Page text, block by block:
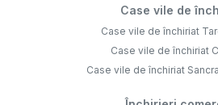
Case vile de
Case vile de închiriat
Case vile de închiriat
Case vile de închiriat